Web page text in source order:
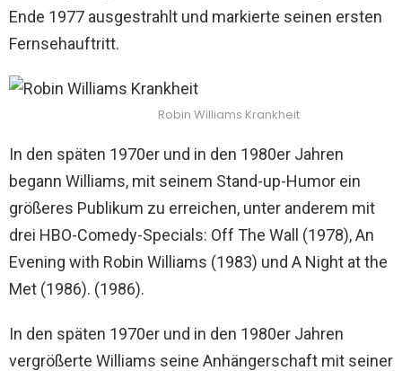
Ende 1977 ausgestrahlt und markierte seinen ersten
Fernsehauftritt.
Robin Williams Krankheit
In den späten 1970er und in den 1980er Jahren
begann Williams, mit seinem Stand-up-Humor ein
größeres Publikum zu erreichen, unter anderem mit
drei HBO-Comedy-Specials: Off The Wall (1978), An
Evening with Robin Williams (1983) und A Night at the
Met (1986). (1986).
In den späten 1970er und in den 1980er Jahren
vergrößerte Williams seine Anhängerschaft mit seiner